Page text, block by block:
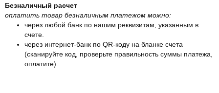
Безналичный расчет
оплатить товар безналичным платежом можно:
через любой банк по нашим реквизитам, указанным в
счете.
через интернет-банк по QR-коду на бланке счета
(сканируйте код, проверьте правильность суммы платежа,
оплатите).